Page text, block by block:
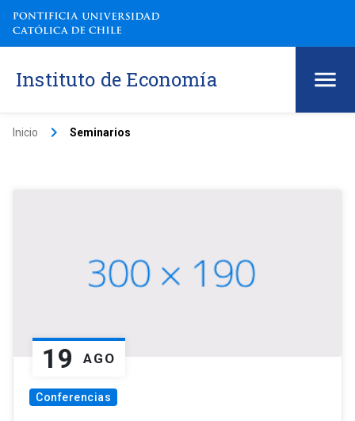
Instituto de Economía
Inicio keyboard_arrow_right Seminarios
19 AGO
Conferencias